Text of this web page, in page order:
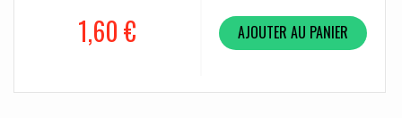
1,60 € AJOUTER AU PANIER